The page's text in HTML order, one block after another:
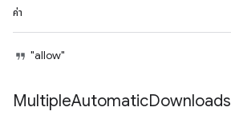
ค่า
"allow"
MultipleAutomaticDownloads